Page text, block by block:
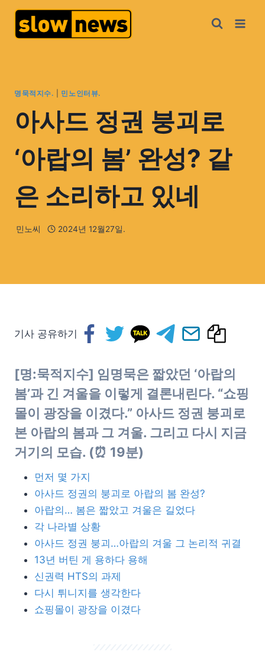
명묵적지수. 민노인터뷰.
아사드 정권 붕괴로
‘아랍의 봄’ 완성? 같
은 소리하고 있네
민노씨 2024년 12월27일.
기사 공유하기
[명:묵적지수] 임명묵은 짧았던 ‘아랍의
봄’과 긴 겨울을 이렇게 결론내린다. “쇼핑
몰이 광장을 이겼다.” 아사드 정권 붕괴로
본 아랍의 봄과 그 겨울. 그리고 다시 지금
거기의 모습. (⏰ 19분)
먼저 몇 가지
아사드 정권의 붕괴로 아랍의 봄 완성?
아랍의… 봄은 짧았고 겨울은 길었다
각 나라별 상황
아사드 정권 붕괴…아랍의 겨울 그 논리적 귀결
13년 버틴 게 용하다 용해
신권력 HTS의 과제
다시 튀니지를 생각한다
쇼핑몰이 광장을 이겼다